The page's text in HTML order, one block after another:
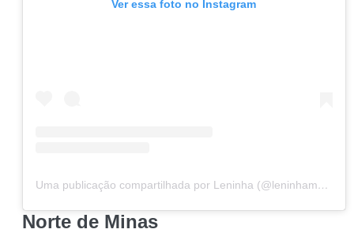
Ver essa foto no Instagram
Uma publicação compartilhada por Leninha (@leninhamoc13)
Norte de Minas